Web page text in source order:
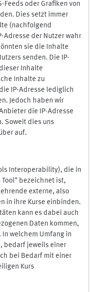
Feeds oder Grafiken von
Dies setzt immer
(nachfolgend
der Nutzer wahr
sie die Inhalte
senden. Die IP-
Inhalte
Inhalte zu
IP-Adresse lediglich
Jedoch haben wir
die IP-Adresse
Soweit dies uns
auf.
Interoperability), die in
bezeichnet ist,
externe, also
in ihre Kurse einbinden.
kann es dabei auch
Daten kommen,
welchem Umfang in
bedarf jeweils einer
bei Bedarf mit einer
Kurs